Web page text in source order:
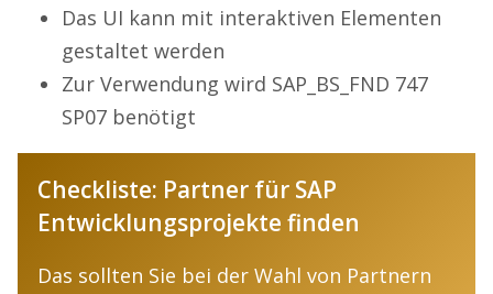
Das UI kann mit interaktiven Elementen
gestaltet werden
Zur Verwendung wird SAP_BS_FND 747
SP07 benötigt
Checkliste: Partner für SAP
Entwicklungsprojekte finden
Das sollten Sie bei der Wahl von Partnern